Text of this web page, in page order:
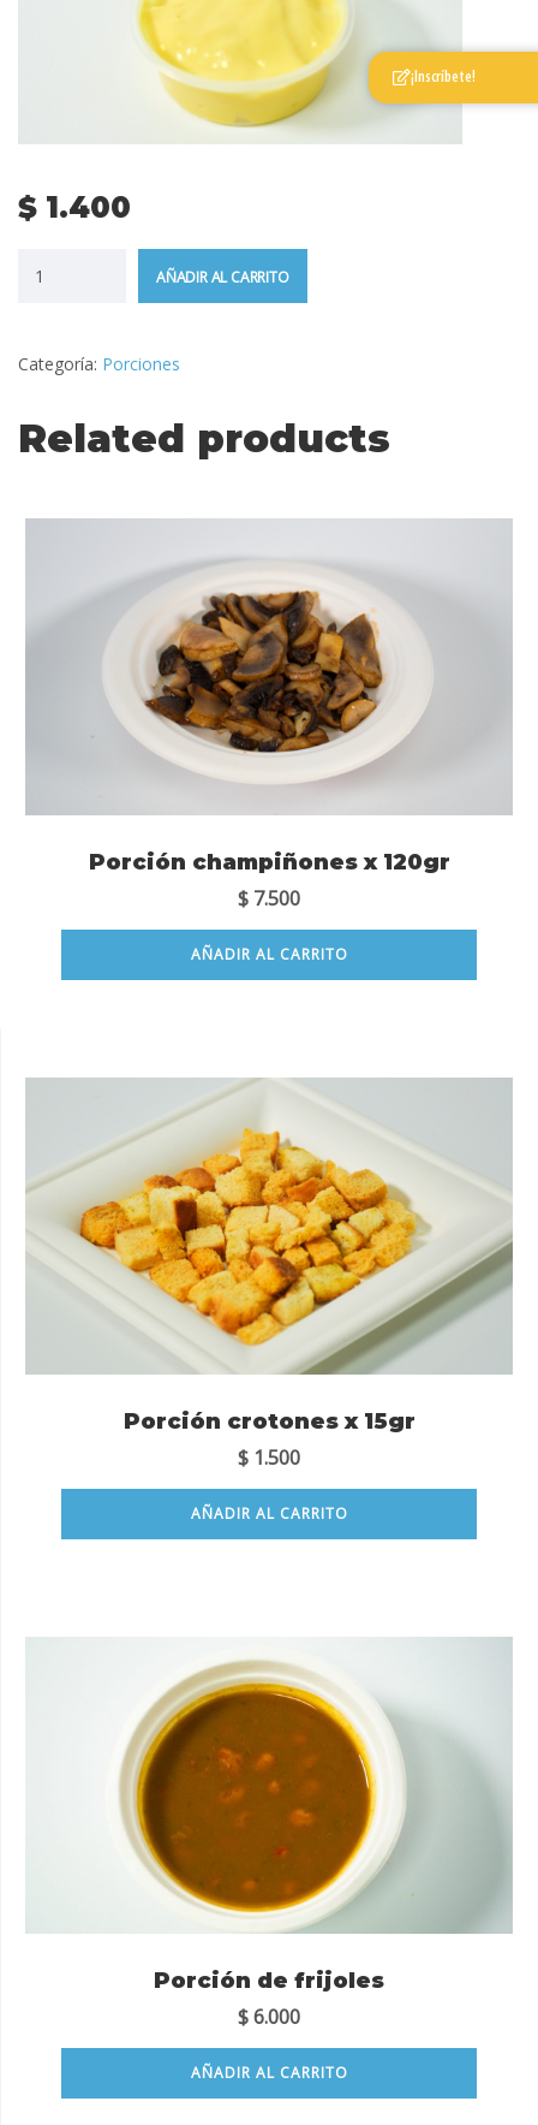
$ 1.400
AÑADIR AL CARRITO
Categoría: Porciones
Related products
Porción champiñones x 120gr
$ 7.500
AÑADIR AL CARRITO
Porción crotones x 15gr
$ 1.500
AÑADIR AL CARRITO
Porción de frijoles
$6.000
AÑADIR AL CARRITO
¡Inscríbete!